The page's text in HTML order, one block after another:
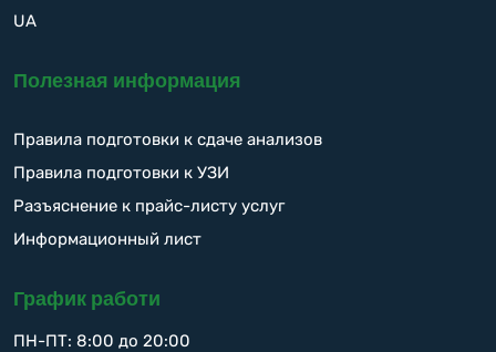
UA
Полезная информация
Правила подготовки к сдаче анализов
Правила подготовки к УЗИ
Разъяснение к прайс-листу услуг
Информационный лист
График работи
ПН-ПТ: 8:00 до 20:00